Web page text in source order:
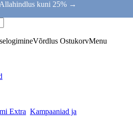
Allahindlus kuni 25% →
Võrdlus OstukorvMenu
Extra Kampaaniad ja